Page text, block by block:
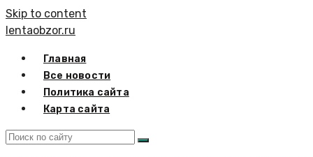
Skip to content
lentaobzor.ru
Главная
Все новости
Политика сайта
Карта сайта